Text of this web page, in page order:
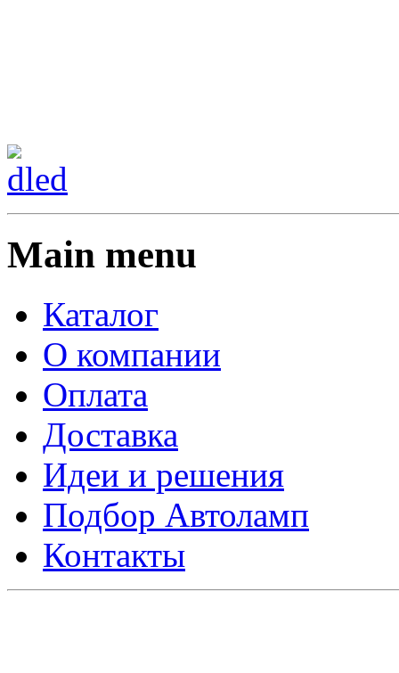
Main menu
Каталог
О компании
Оплата
Доставка
Идеи и решения
Подбор Автоламп
Контакты